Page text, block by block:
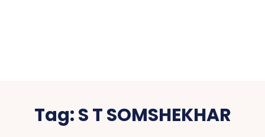
Tag:S T SOMSHEKHAR